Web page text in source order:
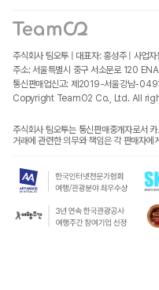
주식회사 팀오투 | 대표자: 홍성주 | 사
주소: 서울특별시 중구 서소문로 120
통신판매업신고: 제2019-서울강남-
Copyright TeamO2 Co., Ltd. All
주식회사 팀오투는 통신판매중개자로서
거래에 관련한 의무와 책임은 각 판매자에